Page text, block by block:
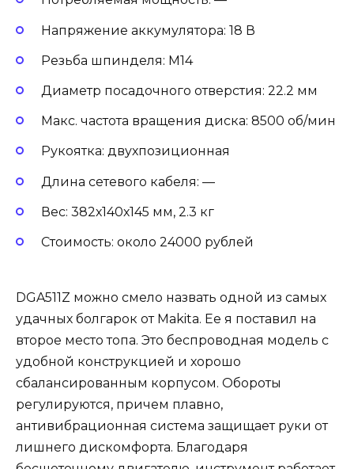
Напряжение аккумулятора: 18 В
Резьба шпинделя: M14
Диаметр посадочного отверстия: 22.2 мм
Макс. частота вращения диска: 8500 об/мин
Рукоятка: двухпозиционная
Длина сетевого кабеля: —
Вес: 382х140х145 мм, 2.3 кг
Стоимость: около 24000 рублей
DGA511Z можно смело назвать одной из самых
удачных болгарок от Makita. Ее я поставил на
второе место топа. Это беспроводная модель с
удобной конструкцией и хорошо
сбалансированным корпусом. Обороты
регулируются, причем плавно,
антивибрационная система защищает руки от
лишнего дискомфорта. Благодаря